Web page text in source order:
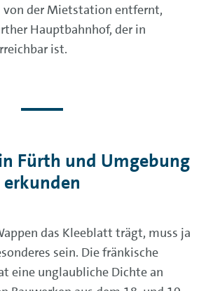
von der Mietstation entfernt,
Hauptbahnhof, der in
ist.
Fürth und Umgebung
erkunden
das Kleeblatt trägt, muss ja
sein. Die fränkische
eine unglaubliche Dichte an